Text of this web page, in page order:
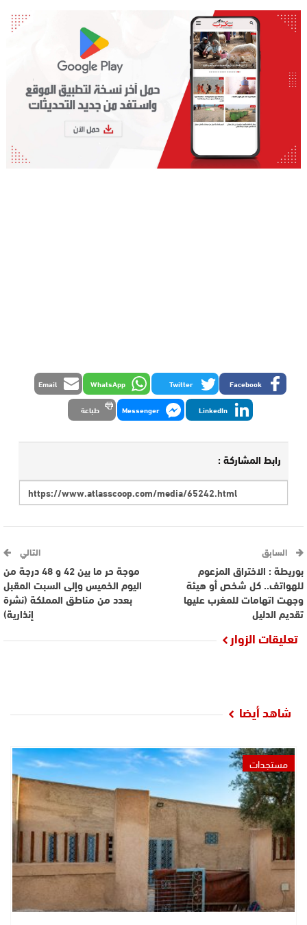
Facebook
Twitter
WhatsApp
Email
LinkedIn
Messenger طباعة
رابط المشاركة :
السابق
بوريطة : الاختراق المزعوم
للهواتف.. كل شخص أو هيئة
وجهت اتهامات للمغرب عليها
تقديم الدليل
التالي
موجة حر ما بين 42 و 48 درجة من
اليوم الخميس وإلى السبت المقبل
بعدد من مناطق المملكة (نشرة
إنذارية)
تعليقات الزوار
شاهد أيضا
مستجدات